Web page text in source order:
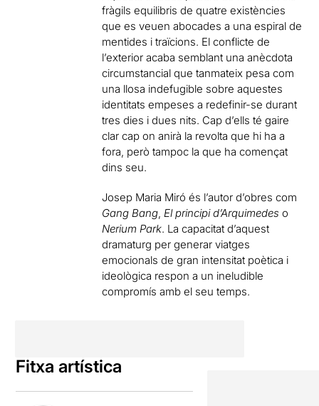
fràgils equilibris de quatre existències
que es veuen abocades a una espiral de
mentides i traïcions. El conflicte de
l’exterior acaba semblant una anècdota
circumstancial que tanmateix pesa com
una llosa indefugible sobre aquestes
identitats empeses a redefinir-se durant
tres dies i dues nits. Cap d’ells té gaire
clar cap on anirà la revolta que hi ha a
fora, però tampoc la que ha començat
dins seu.
Josep Maria Miró és l’autor d’obres com
Gang Bang El principi d’Arquimedes o
Nerium Park. La capacitat d’aquest
dramaturg per generar viatges
emocionals de gran intensitat poètica i
ideològica respon a un ineludible
compromís amb el seu temps.
Fitxa artística